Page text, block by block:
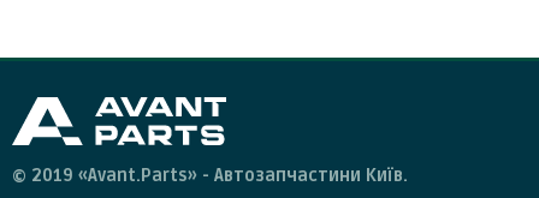
© 2019 «Avant.Parts» - Автозапчастини Київ.